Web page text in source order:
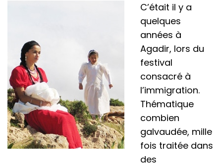
C’était il y a
quelques
années à
Agadir, lors du
festival
consacré à
l’immigration.
Thématique
combien
galvaudée, mille
fois traitée dans
des